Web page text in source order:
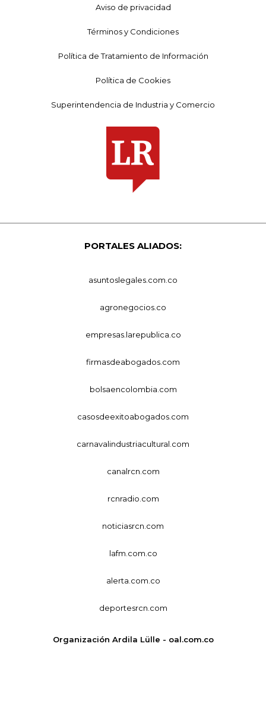
Aviso de privacidad
Términos y Condiciones
Política de Tratamiento de Información
Política de Cookies
Superintendencia de Industria y Comercio
PORTALES ALIADOS:
asuntoslegales.com.co
agronegocios.co
empresas.larepublica.co
firmasdeabogados.com
bolsaencolombia.com
casosdeexitoabogados.com
carnavalindustriacultural.com
canalrcn.com
rcnradio.com
noticiasrcn.com
lafm.com.co
alerta.com.co
deportesrcn.com
Organización Ardila Lülle - oal.com.co